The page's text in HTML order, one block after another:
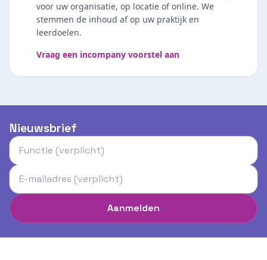
voor uw organisatie, op locatie of online. We
stemmen de inhoud af op uw praktijk en
leerdoelen.
Vraag een incompany voorstel aan
Nieuwsbrief
Aanmelden